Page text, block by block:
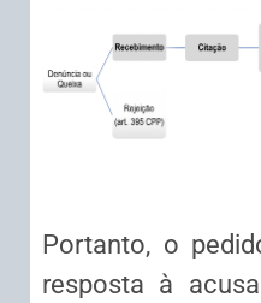
Portanto, o
resposta à